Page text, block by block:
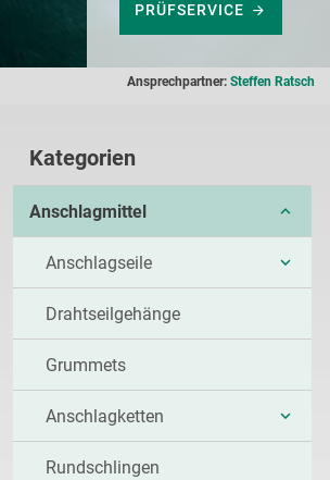
PRÜFSERVICE
Ansprechpartner: Steffen Ratsch
Kategorien
Anschlagmittel
Anschlagseile
Drahtseilgehänge
Grummets
Anschlagketten
Rundschlingen